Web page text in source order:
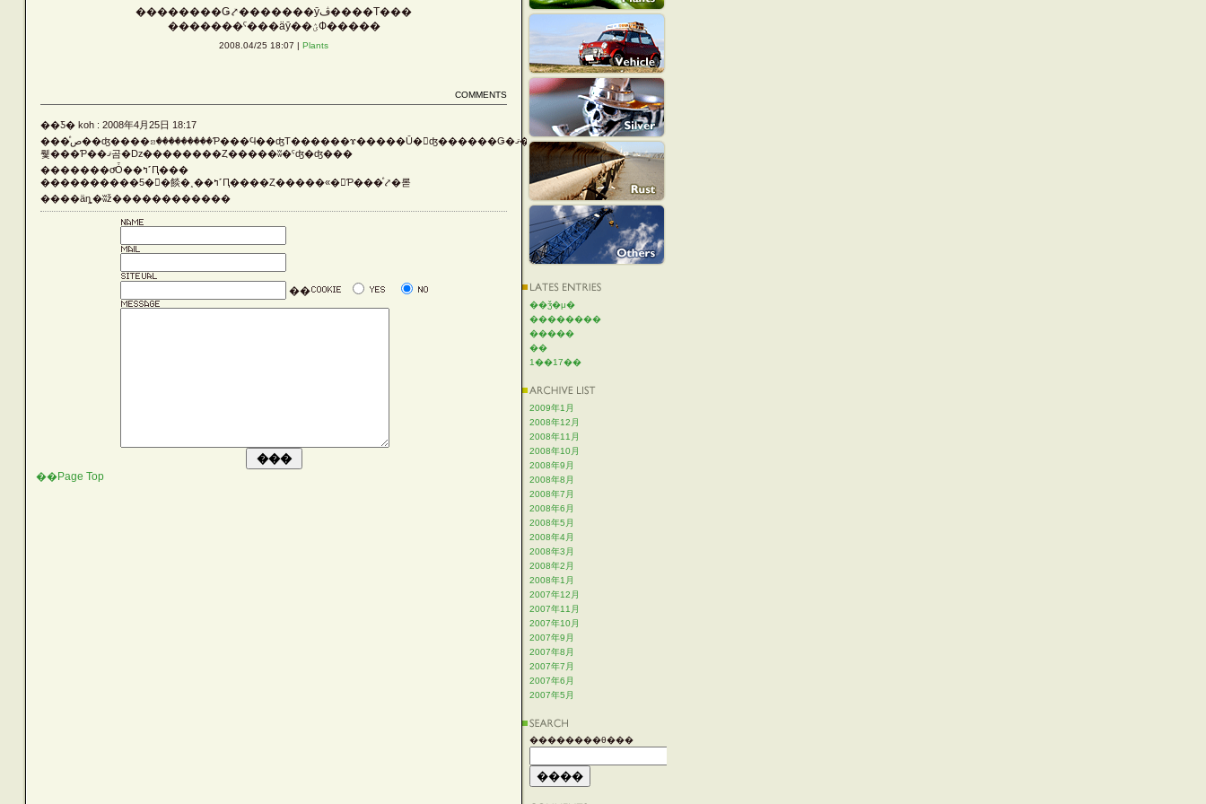
��������Ǥ⤤�������ȳڤ����Τ���
�������ˤ���äȳ��ؽФ�����
2008.04/25 18:07 | Plants
COMMENTS
��Ƽ� koh : 2008年4月25日 18:17
���ͤص��ʤ����ꤤ���������Ƥ���Ϥ��ʤΤ������ɤ�����Ū�򤳤ʤ������Ǥ�ޤ��
뤷���Ƥ��ޤ곰�ǲ��������Ȥ�����ʬ�ˤʤ�ʤ���
�������οͤȰ��ߤ˹Ԥ���
����������5��餤�˰��ߤ˹Ԥ����Ȥ�����«�򤷤Ƥ���ͤ⤤�롣
����äȵ�ʬž������������
��
Vehicle
Rust
Others
LATEST ENTRIES
��ǯ�μ�
��������
�����
��
1��17��
2009年1月
2008年12月
2008年11月
2008年10月
2008年9月
2008年8月
2008年7月
2008年6月
2008年5月
2008年4月
2008年3月
2008年2月
2008年1月
2007年12月
2007年11月
2007年10月
2007年9月
2007年8月
2007年7月
2007年6月
2007年5月
��������θ���
��Page Top